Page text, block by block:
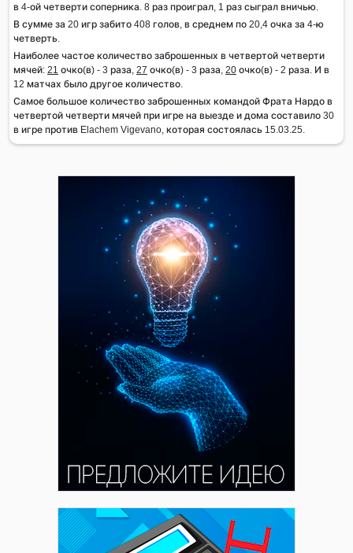
в 4-ой четверти соперника. 8 раз проиграл, 1 раз сыграл вничью.
В сумме за 20 игр забито 408 голов, в среднем по 20,4 очка за 4-ю
четверть.
Наиболее частое количество заброшенных в четвертой четверти
мячей: 21 очко(в) - 3 раза, 27 очко(в) - 3 раза, 20 очко(в) - 2 раза. И в
12 матчах было другое количество.
Самое большое количество заброшенных командой Фрата Нардо в
четвертой четверти мячей при игре на выезде и дома составило 30
в игре против Elachem Vigevano, которая состоялась 15.03.25.